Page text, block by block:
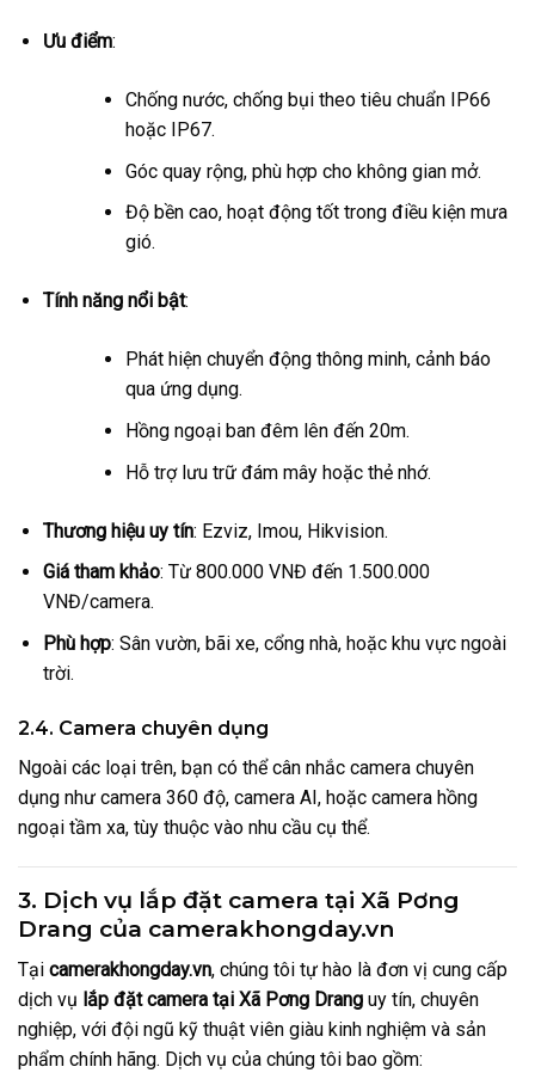
Ưu điểm:
Chống nước, chống bụi theo tiêu chuẩn IP66
hoặc IP67.
Góc quay rộng, phù hợp cho không gian mở.
Độ bền cao, hoạt động tốt trong điều kiện mưa
gió.
Tính năng nổi bật:
Phát hiện chuyển động thông minh, cảnh báo
qua ứng dụng.
Hồng ngoại ban đêm lên đến 20m.
Hỗ trợ lưu trữ đám mây hoặc thẻ nhớ.
Thương hiệu uy tín: Ezviz, Imou, Hikvision.
Giá tham khảo: Từ 800.000 VNĐ đến 1.500.000
VNĐ/camera.
Phù hợp: Sân vườn, bãi xe, cổng nhà, hoặc khu vực ngoài
trời.
2.4. Camera chuyên dụng
Ngoài các loại trên, bạn có thể cân nhắc camera chuyên
dụng như camera 360 độ, camera AI, hoặc camera hồng
ngoại tầm xa, tùy thuộc vào nhu cầu cụ thể.
3. Dịch vụ lắp đặt camera tại Xã Pơng
Drang của camerakhongday.vn
Tại camerakhongday.vn, chúng tôi tự hào là đơn vị cung cấp
dịch vụ lắp đặt camera tại Xã Pơng Drang uy tín, chuyên
nghiệp, với đội ngũ kỹ thuật viên giàu kinh nghiệm và sản
phẩm chính hãng. Dịch vụ của chúng tôi bao gồm: